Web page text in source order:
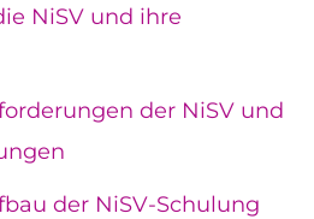
NiSV und ihre
der NiSV und
der NiSV-Schulung